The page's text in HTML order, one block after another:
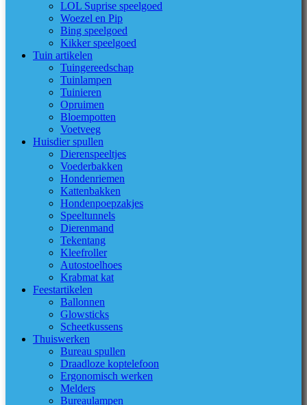
LOL Suprise speelgoed
Woezel en Pip
Bing speelgoed
Kikker speelgoed
Tuin artikelen
Tuingereedschap
Tuinlampen
Tuinieren
Opruimen
Bloempotten
Voetveeg
Huisdier spullen
Dierenspeeltjes
Voederbakken
Hondenriemen
Kattenbakken
Hondenpoepzakjes
Speeltunnels
Dierenmand
Tekentang
Kleefroller
Autostoelhoes
Krabmat kat
Feestartikelen
Ballonnen
Glowsticks
Scheetkussens
Thuiswerken
Bureau spullen
Draadloze koptelefoon
Ergonomisch werken
Melders
Bureaulampen